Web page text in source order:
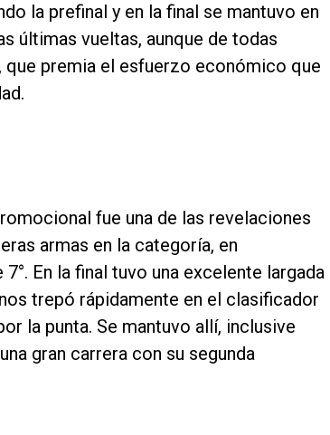
la prefinal y en la final se mantuvo en
últimas vueltas, aunque de todas
premia el esfuerzo económico que
fue una de las revelaciones
armas en la categoría, en
En la final tuvo una excelente largada
trepó rápidamente en el clasificador
la punta. Se mantuvo allí, inclusive
gran carrera con su segunda